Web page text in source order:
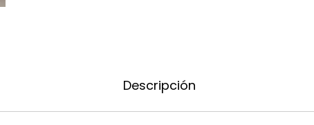
Descripción